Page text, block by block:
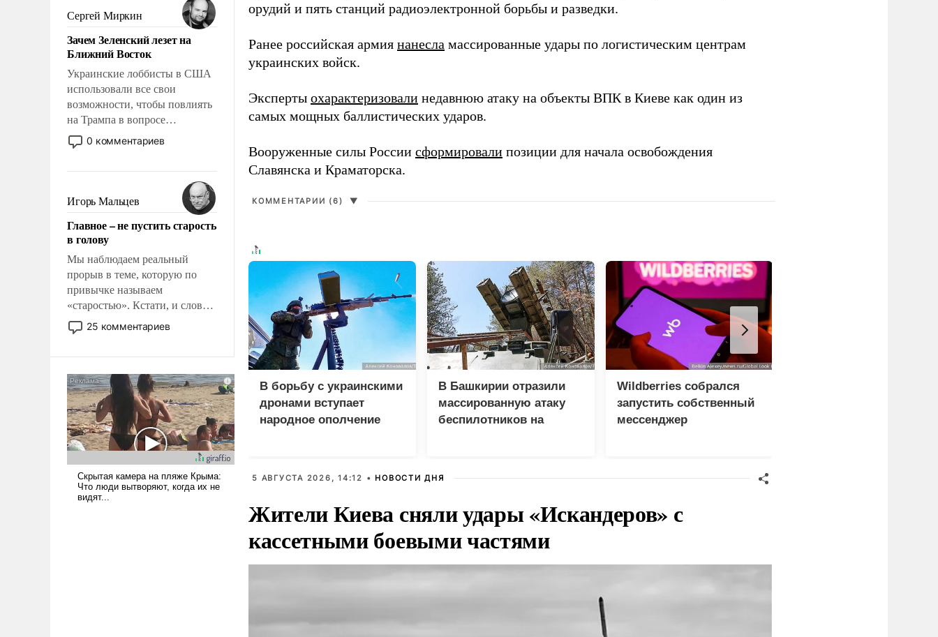
псевдонаучной фантастики,
стало всерьез обсуждаемой
идеей.
Сергей Миркин
Зачем Зеленский лезет на
Ближний Восток
Украинские лоббисты в США
использовали все свои
возможности, чтобы повлиять
на Трампа в вопросе
предоставления вооружений
своим нанимателям. Вероятно,
консультирует Киев, пришла в
голову мысль: хорошо бы
продемонстрировать, что
Украина вступила в
вооруженное противостояние
с Ираном.
0 комментариев
Игорь Мальцев
Главное – не пустить старость
в голову
Мы наблюдаем реальный
прорыв в теме, которую по
привычке называем
«старостью». Кстати, и слово-
то это уже стараются не
использовать – так же, как
что оно уже несет негативные
коннотации.
25 комментариев
орудий и пять станций радиоэлектронной борьбы и разведки.
Ранее российская армия нанесла массированные удары по логистическим центрам
украинских войск.
Эксперты охарактеризовали недавнюю атаку на объекты ВПК в Киеве как один из
самых мощных баллистических ударов.
Вооруженные силы России сформировали позиции для начала освобождения
Славянска и Краматорска.
КОММЕНТАРИИ (6) ▼
В борьбу с украинскими
дронами вступает
народное ополчение
В Башкирии отразили
массированную атаку
беспилотников на
Wildberries собрался
запустить собственный
мессенджер
5 АВГУСТА 2026, 14:12 • НОВОСТИ ДНЯ
Жители Киева сняли удары «Искандеров» с
кассетными боевыми частями